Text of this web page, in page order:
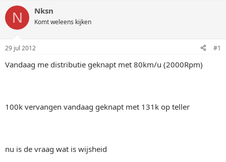
p
i
c
s
a
t
r
t
a
m
N Nksn
Komt weleens kijken
29 jul 2012 #1
Vandaag me distributie geknapt met 80km/u (2000Rpm)
100k vervangen vandaag geknapt met 131k op teller
nu is de vraag wat is wijsheid